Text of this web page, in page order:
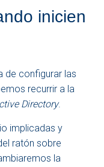
inicien
de configurar las
recurrir a la
Directory.
implicadas y
ratón sobre
la